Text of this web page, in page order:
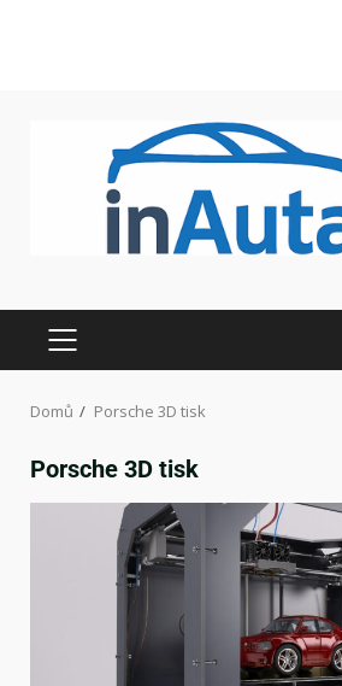
Domů Porsche 3D tisk
Porsche 3D tisk